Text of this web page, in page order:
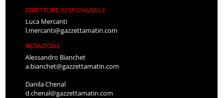
DIRETTORE RESPONSABILE
Luca Mercanti
l.mercanti@gazzettamatin.com
REDAZIONE
Alessandro Bianchet
a.bianchet@gazzettamatin.com
Danila Chenal
d.chenal@gazzettamatin.com